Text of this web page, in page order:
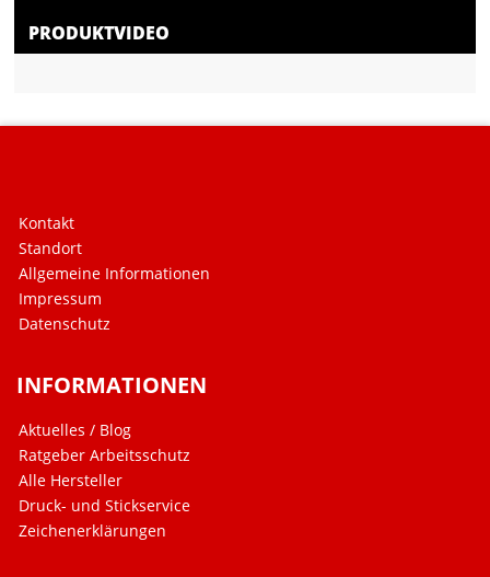
PRODUKTVIDEO
Kontakt
Standort
Allgemeine Informationen
Impressum
Datenschutz
INFORMATIONEN
Aktuelles / Blog
Ratgeber Arbeitsschutz
Alle Hersteller
Druck- und Stickservice
Zeichenerklärungen